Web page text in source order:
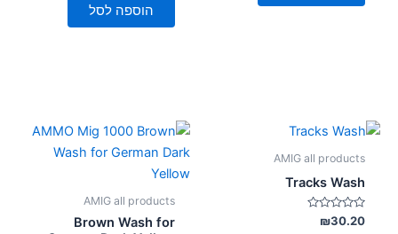
הוספה לסל
AMIG all products
Tracks Wash
דורג
0
₪30.20
AMIG all products
Brown Wash for